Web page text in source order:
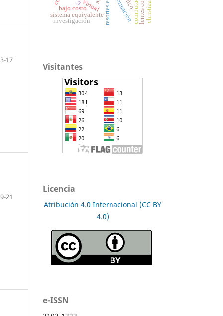
17
21
virtual
sistema equivalente deformación
bajo costo
ia
investigación
Visitantes
Licencia
Atribución 4.0 Internacional (CC BY
4.0)
e-ISSN